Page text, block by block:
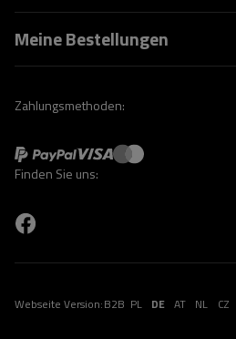
Meine Bestellungen
Zahlungsmethoden:
Finden Sie uns:
Webseite Version:B2B PL DE AT NL CZ